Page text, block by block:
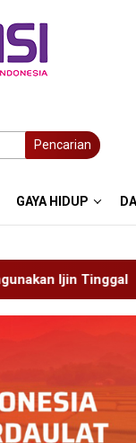
Pencarian
GAYA HIDUP
Sakit